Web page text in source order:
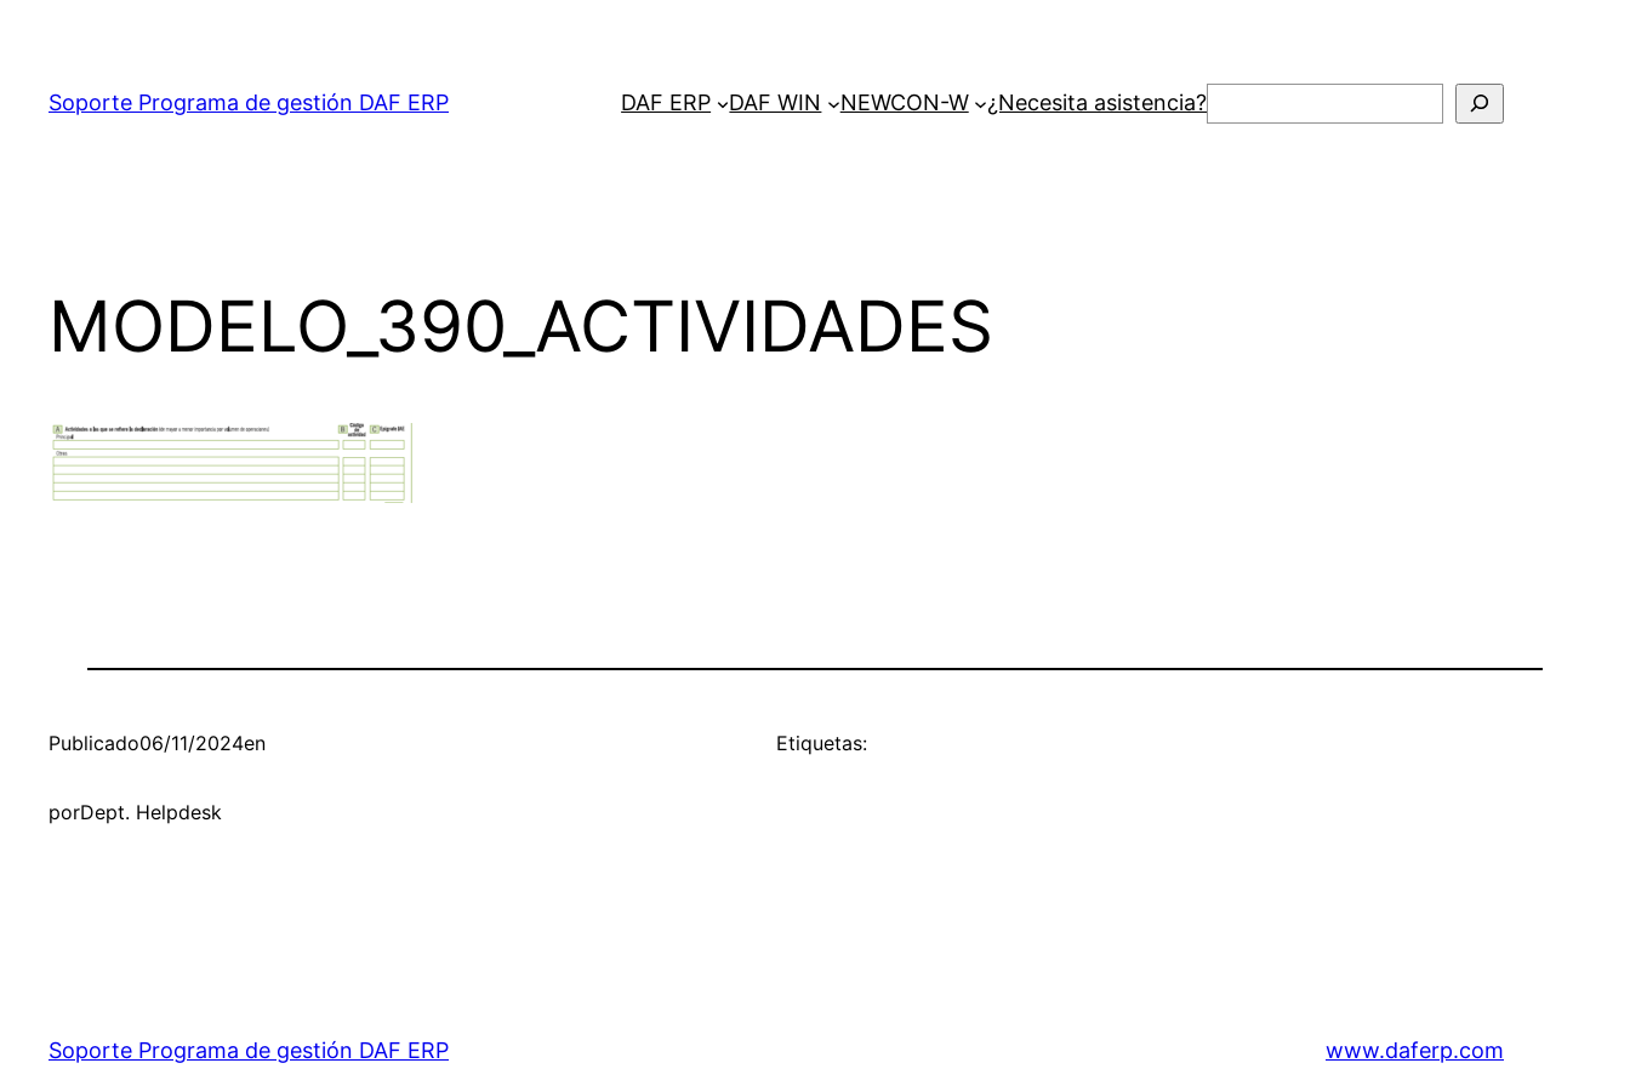
contenido
Soporte Programa de gestión DAF ERP DAF ERP DAF WIN NEWCON-W ¿Necesita asistencia?Buscar
MODELO_390_ACTIVIDADES
Publicado06/11/2024en
porDept. Helpdesk
Etiquetas:
Soporte Programa de gestión DAF ERP www.daferp.com